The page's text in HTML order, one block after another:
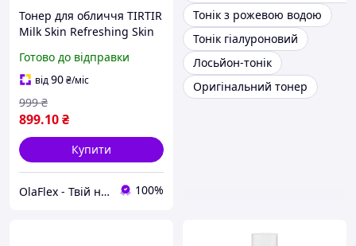
Тонер для обличчя TIRTIR
Milk Skin Refreshing Skin
вирівнювання тону та
сяйво шкіри
Готово до відправки
від90₴/міс
899.10₴
999 ₴
Купити
OlaFlex - Твій надійний партнер в світі краси! 100%
Тонік з рожевою водою
Тонік гіалуроновий
Лосьйон-тонік
Оригінальний тонер